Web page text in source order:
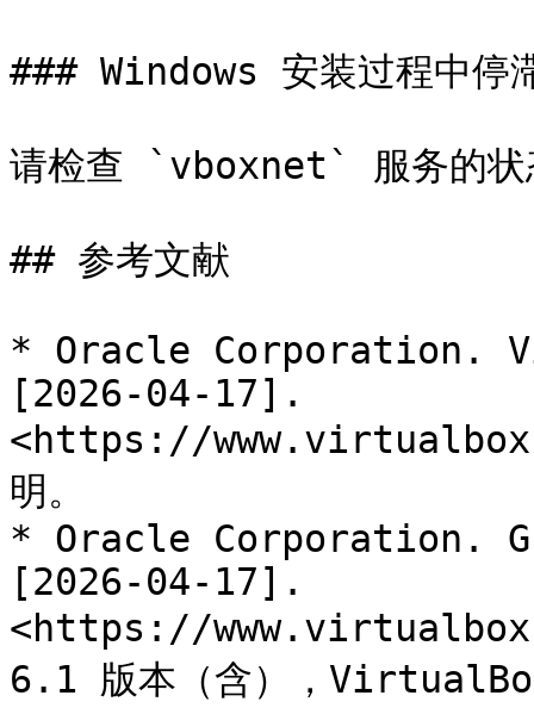
### Windows 安装过程中停
请检查 `vboxnet` 服务的状
## 参考文献
* Oracle Corporation.
[2026-04-17].
<https://
明。
* Oracle Corporation.
[2026-04-17].
<https://
6.1 版本（含），